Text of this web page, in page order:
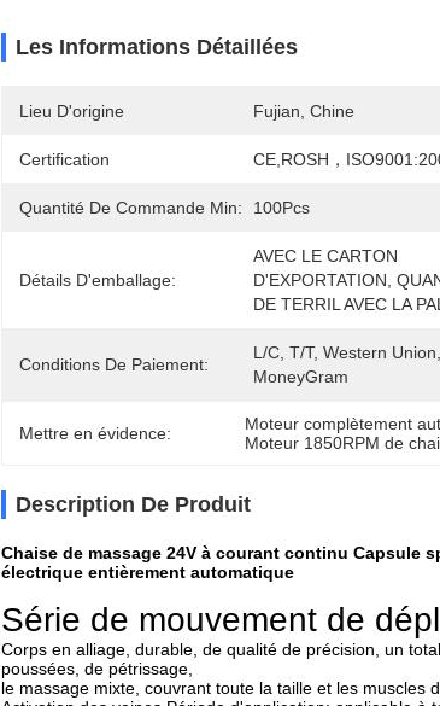
Les Informations Détaillées
Lieu D'origine Fujian, Chine
Certification CE,ROSH，
Quantité De Commande Min: 100Pcs
Détails D'emballage:
AVEC LE CARTON
D'EXPORTATION,
DE TERRIL AVEC LA
Conditions De Paiement:
L/C, T/T, Western Union,
MoneyGram
Mettre en évidence: Moteur complètement
Moteur 1850RPM de
Description De Produit
Chaise de massage 24V à courant continu Capsule
électrique entièrement automatique
Série de mouvement de
Corps en alliage, durable, de qualité de précision, un
poussées, de pétrissage,
le massage mixte, couvrant toute la taille et les muscles